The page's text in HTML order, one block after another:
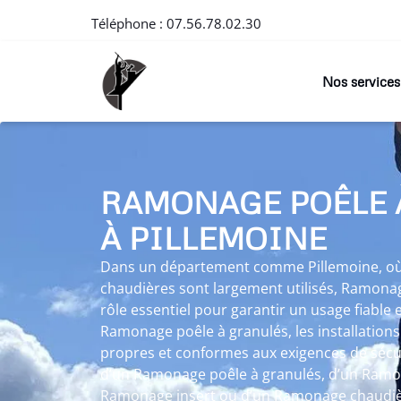
Téléphone : 07.56.78.02.30
Nos services
RAMONAGE POÊLE
À PILLEMOINE
Dans un département comme Pillemoine,
chaudières sont largement utilisés,
rôle essentiel pour garantir un usage fiable
Ramonage poêle à granulés, les
propres et conformes aux exigences de
d’un Ramonage poêle à granulés, d’un
Ramonage insert ou d’un Ramonage